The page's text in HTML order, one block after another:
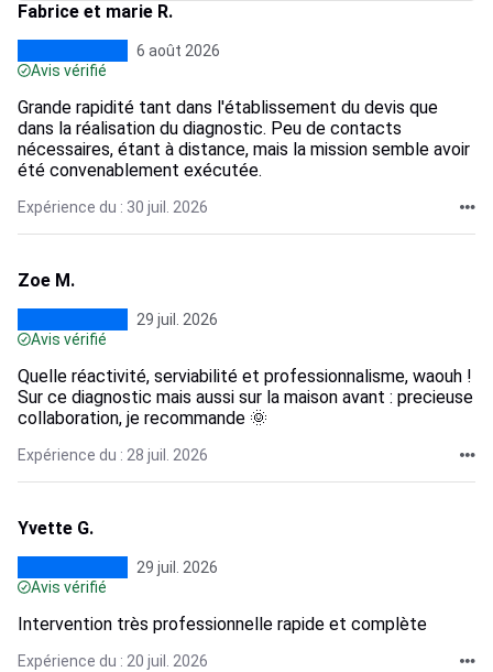
Fabrice et marie R.
6 août 2026
Avis vérifié
Grande rapidité tant dans l'établissement du devis que
dans la réalisation du diagnostic. Peu de contacts
nécessaires, étant à distance, mais la mission semble avoir
été convenablement exécutée.
Expérience du : 30 juil. 2026
Zoe M.
29 juil. 2026
Avis vérifié
Quelle réactivité, serviabilité et professionnalisme, waouh !
Sur ce diagnostic mais aussi sur la maison avant : precieuse
collaboration, je recommande 🌞
Expérience du : 28 juil. 2026
Yvette G.
29 juil. 2026
Avis vérifié
Intervention très professionnelle rapide et complète
Expérience du : 20 juil. 2026